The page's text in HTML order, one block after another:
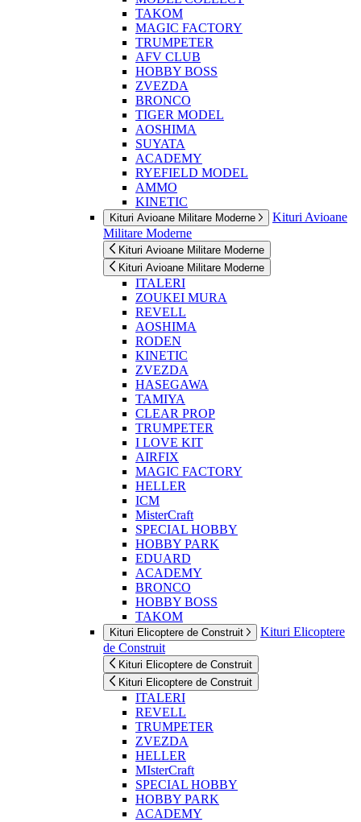
TAKOM
MAGIC FACTORY
TRUMPETER
AFV CLUB
HOBBY BOSS
ZVEZDA
BRONCO
TIGER MODEL
AOSHIMA
SUYATA
ACADEMY
RYEFIELD MODEL
AMMO
KINETIC
Kituri Avioane Militare Moderne
Kituri Avioane
Militare Moderne
Kituri Avioane Militare Moderne
Kituri Avioane Militare Moderne
ITALERI
ZOUKEI MURA
REVELL
AOSHIMA
RODEN
KINETIC
ZVEZDA
HASEGAWA
TAMIYA
CLEAR PROP
TRUMPETER
I LOVE KIT
AIRFIX
MAGIC FACTORY
HELLER
ICM
MisterCraft
SPECIAL HOBBY
HOBBY PARK
EDUARD
ACADEMY
BRONCO
HOBBY BOSS
TAKOM
Kituri Elicoptere de Construit
Kituri Elicoptere
de Construit
Kituri Elicoptere de Construit
Kituri Elicoptere de Construit
ITALERI
REVELL
TRUMPETER
ZVEZDA
HELLER
MIsterCraft
SPECIAL HOBBY
HOBBY PARK
ACADEMY